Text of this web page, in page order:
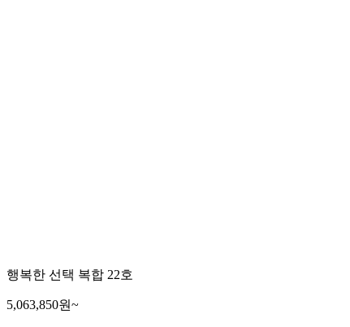
행복한 선택 복합 22호
5,063,850원~